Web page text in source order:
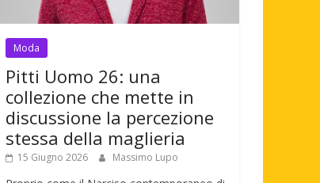
Moda
Pitti Uomo 26: una
collezione che mette in
discussione la percezione
stessa della maglieria
15 Giugno 2026 Massimo Lupo